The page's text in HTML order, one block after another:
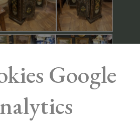
Google